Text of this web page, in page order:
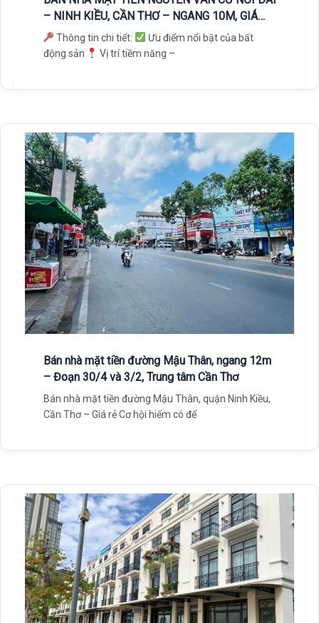
– NINH KIỀU, CẦN THƠ – NGANG 10M, GIÁ
CHỈ 19 TỶ
Thông tin chi tiết:
Ưu điểm nổi bật của bất
động sản
Vị trí tiềm năng –
Bán nhà mặt tiền đường Mậu Thân, ngang 12m
– Đoạn 30/4 và 3/2, Trung tâm Cần Thơ
Bán nhà mặt tiền đường Mậu Thân, quận Ninh Kiều,
Cần Thơ – Giá rẻ Cơ hội hiếm có để